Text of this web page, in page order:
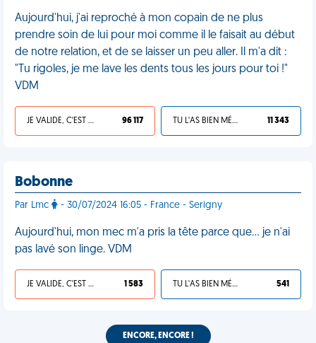
Aujourd'hui, j'ai reproché à mon copain de ne plus
prendre soin de lui pour moi comme il le faisait au début
de notre relation, et de se laisser un peu aller. Il m'a dit :
"Tu rigoles, je me lave les dents tous les jours pour toi !"
VDM
JE VALIDE, C'EST UNE VDM 96 117 TU L'AS BIEN MÉRITÉ 11 343
Bobonne
Par Lmc - 30/07/2024 16:05 - France - Serigny
Aujourd'hui, mon mec m'a pris la tête parce que… je n'ai
pas lavé son linge. VDM
JE VALIDE, C'EST UNE VDM 1 583 TU L'AS BIEN MÉRITÉ 541
ENCORE, ENCORE !